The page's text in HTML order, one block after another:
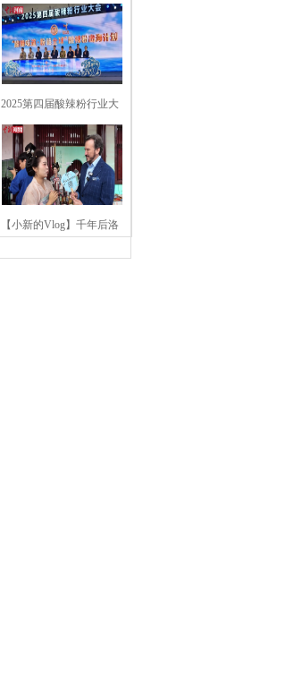
2025第四届酸辣粉行业大
会在河南开封举行
【小新的Vlog】千年后洛